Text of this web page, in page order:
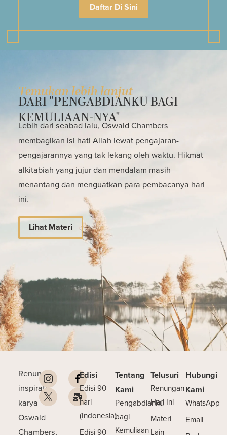
Daftar Di Sini
Temukan lebih lanjut
DARI "PENGABDIANKU BAGI
KEMULIAAN-NYA"
Lebih dari seabad lalu, Oswald Chambers
membagikan isi hati Allah lewat pengajaran-
pengajarannya yang tak lekang oleh waktu. Hikmat
alkitabiah yang jujur dan mendalam masih
menantang dan menguatkan para pembacanya hari
ini.
Lihat Materi
Renungan
inspiratif
karya
Oswald
Chambers,
Edisi
Edisi 90
hari
(Indonesia)
Edisi 90
Tentang
Kami
Pengabdianku
bagi
Kemuliaan-
Telusuri
Renungan
Hari Ini
Materi
Lain
Hubungi
Kami
WhatsApp
Email